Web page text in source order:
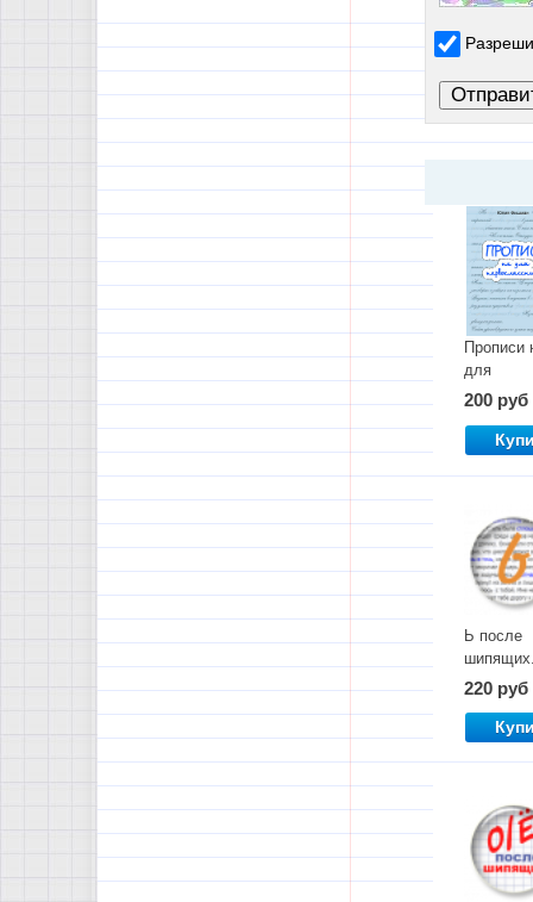
Прописи
для
200 руб
Ь после
Комплект
220 руб